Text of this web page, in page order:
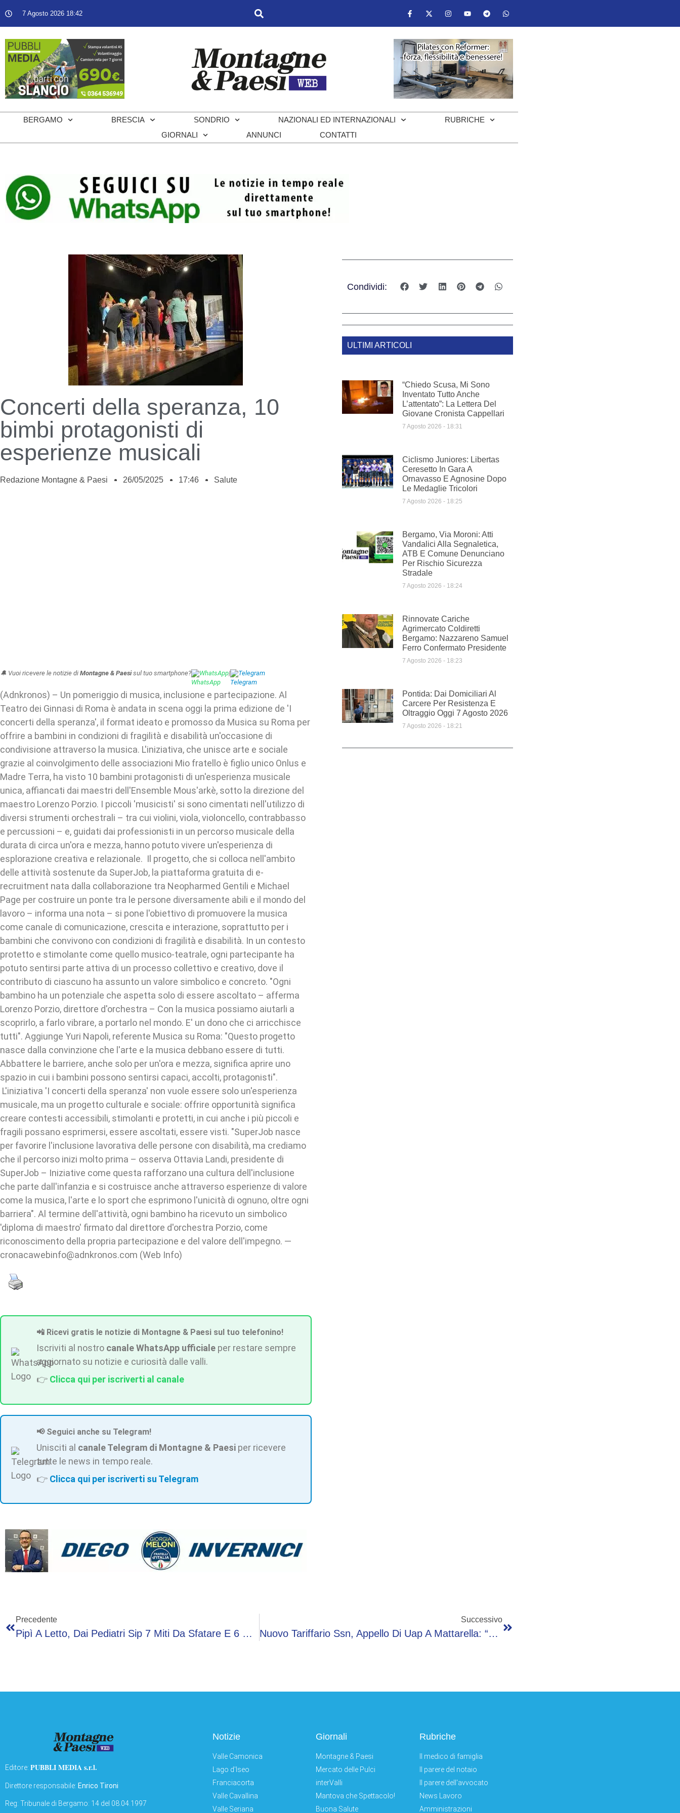
7 Agosto 2026 18:42
BERGAMO BRESCIA SONDRIO NAZIONALI ED INTERNAZIONALI
RUBRICHE
GIORNALI
ANNUNCI CONTATTI
Concerti della speranza, 10
bimbi protagonisti di
esperienze musicali
Redazione Montagne & Paesi 26/05/2025 17:46 Salute
🔔 Vuoi ricevere le notizie di Montagne & Paesisul tuo smartphone? WhatsApp| Telegram
(Adnkronos) – Un pomeriggio di musica, inclusione e partecipazione. Al
Teatro dei Ginnasi di Roma è andata in scena oggi la prima edizione de 'I
concerti della speranza', il format ideato e promosso da Musica su Roma per
offrire a bambini in condizioni di fragilità e disabilità un'occasione di
condivisione attraverso la musica. L'iniziativa, che unisce arte e sociale
grazie al coinvolgimento delle associazioni Mio fratello è figlio unico Onlus e
Madre Terra, ha visto 10 bambini protagonisti di un'esperienza musicale
unica, affiancati dai maestri dell'Ensemble Mous'arkè, sotto la direzione del
maestro Lorenzo Porzio. I piccoli 'musicisti' si sono cimentati nell'utilizzo di
diversi strumenti orchestrali – tra cui violini, viola, violoncello, contrabbasso
e percussioni – e, guidati dai professionisti in un percorso musicale della
durata di circa un'ora e mezza, hanno potuto vivere un'esperienza di
esplorazione creativa e relazionale. Il progetto, che si colloca nell'ambito
delle attività sostenute da SuperJob, la piattaforma gratuita di e-
recruitment nata dalla collaborazione tra Neopharmed Gentili e Michael
Page per costruire un ponte tra le persone diversamente abili e il mondo del
lavoro – informa una nota – si pone l'obiettivo di promuovere la musica
come canale di comunicazione, crescita e interazione, soprattutto per i
bambini che convivono con condizioni di fragilità e disabilità. In un contesto
protetto e stimolante come quello musico-teatrale, ogni partecipante ha
potuto sentirsi parte attiva di un processo collettivo e creativo, dove il
contributo di ciascuno ha assunto un valore simbolico e concreto. "Ogni
bambino ha un potenziale che aspetta solo di essere ascoltato – afferma
Lorenzo Porzio, direttore d'orchestra – Con la musica possiamo aiutarli a
scoprirlo, a farlo vibrare, a portarlo nel mondo. E' un dono che ci arricchisce
tutti". Aggiunge Yuri Napoli, referente Musica su Roma: "Questo progetto
nasce dalla convinzione che l'arte e la musica debbano essere di tutti.
Abbattere le barriere, anche solo per un'ora e mezza, significa aprire uno
spazio in cui i bambini possono sentirsi capaci, accolti, protagonisti".
L'iniziativa 'I concerti della speranza' non vuole essere solo un'esperienza
musicale, ma un progetto culturale e sociale: offrire opportunità significa
creare contesti accessibili, stimolanti e protetti, in cui anche i più piccoli e
fragili possano esprimersi, essere ascoltati, essere visti. "SuperJob nasce
per favorire l'inclusione lavorativa delle persone con disabilità, ma crediamo
che il percorso inizi molto prima – osserva Ottavia Landi, presidente di
SuperJob – Iniziative come questa rafforzano una cultura dell'inclusione
che parte dall'infanzia e si costruisce anche attraverso esperienze di valore
come la musica, l'arte e lo sport che esprimono l'unicità di ognuno, oltre ogni
barriera". Al termine dell'attività, ogni bambino ha ricevuto un simbolico
'diploma di maestro' firmato dal direttore d'orchestra Porzio, come
riconoscimento della propria partecipazione e del valore dell'impegno. —
cronacawebinfo@adnkronos.com (Web Info)
📲 Ricevi gratis le notizie di Montagne & Paesi sul tuo telefonino!
Iscriviti al nostro canale WhatsApp ufficiale per restare sempre
aggiornato su notizie e curiosità dalle valli.
👉 Clicca qui per iscriverti al canale
📢 Seguici anche su Telegram!
Unisciti al canale Telegram di Montagne & Paesi per ricevere
tutte le news in tempo reale.
👉 Clicca qui per iscriverti su Telegram
Condividi:
ULTIMI ARTICOLI
“Chiedo Scusa, Mi Sono
Inventato Tutto Anche
L’attentato”: La Lettera Del
Giovane Cronista Cappellari
7 Agosto 2026 18:31
Ciclismo Juniores: Libertas
Ceresetto In Gara A
Ornavasso E Agnosine Dopo
Le Medaglie Tricolori
7 Agosto 2026 18:25
Bergamo, Via Moroni: Atti
Vandalici Alla Segnaletica,
ATB E Comune Denunciano
Per Rischio Sicurezza
Stradale
7 Agosto 2026 18:24
Rinnovate Cariche
Agrimercato Coldiretti
Bergamo: Nazzareno Samuel
Ferro Confermato Presidente
7 Agosto 2026 18:23
Pontida: Dai Domiciliari Al
Carcere Per Resistenza E
Oltraggio Oggi 7 Agosto 2026
7 Agosto 2026 18:21
Precedente
Pipì A Letto, Dai Pediatri Sip 7 Miti Da Sfatare E 6 Regole D’oro
Successivo
Nuovo Tariffario Ssn, Appello Di Uap A Mattarella: “Tuteliamo La Salute Dei Cittadini”
Editore: PUBBLI MEDIA s.r.l.
Direttore responsabile: Enrico Tironi
Reg: Tribunale di Bergamo: 14 del 08.04.1997
Notizie
Valle Camonica
Lago d'Iseo
Franciacorta
Valle Cavallina
Valle Seriana
Giornali
Montagne & Paesi
Mercato delle Pulci
interValli
Mantova che Spettacolo!
Buona Salute
Rubriche
Il medico di famiglia
Il parere del notaio
Il parere dell'avvocato
News Lavoro
Amministrazioni